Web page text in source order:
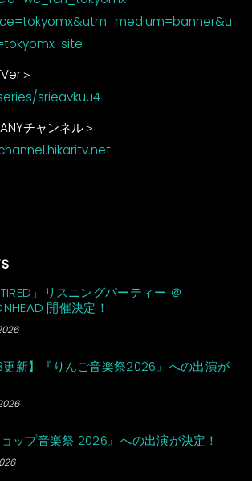
site
＞
srieavkuu4
チャンネル＞
」リスニングパーティー ＠
開催決定！
更新】『りんご音楽祭2026』への出演が
ョップ音楽祭 2026』への出演が決定！